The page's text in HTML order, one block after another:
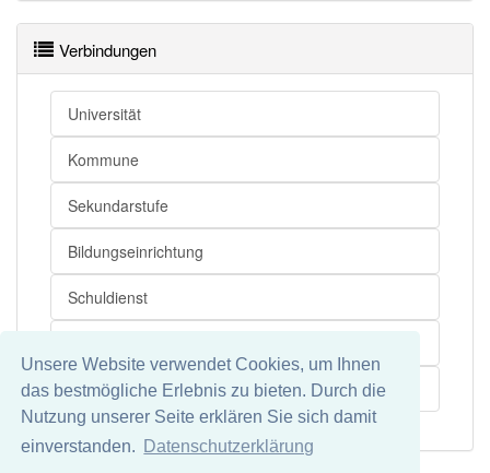
Unsere Website verwendet Cookies, um Ihnen
das bestmögliche Erlebnis zu bieten. Durch die
Nutzung unserer Seite erklären Sie sich damit
einverstanden.
Datenschutzerklärung
Verbindungen
Universität
Kommune
Sekundarstufe
Bildungseinrichtung
Schuldienst
Bundesland